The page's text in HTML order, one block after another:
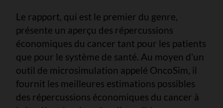
Le rapport, qui est le premier du genre,
présente un aperçu des répercussions
économiques du cancer tant pour les patients
que pour le système de santé. Au moyen d’un
outil de microsimulation appelé OncoSim, il
fournit les meilleures estimations possibles
des répercussions économiques du cancer à